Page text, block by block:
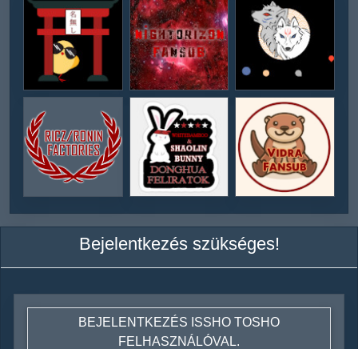
Bejelentkezés szükséges!
BEJELENTKEZÉS ISSHO TOSHO
FELHASZNÁLÓVAL.